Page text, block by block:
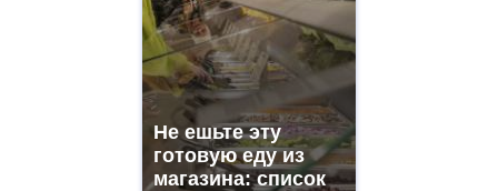
Не ешьте эту
готовую еду из
магазина: список